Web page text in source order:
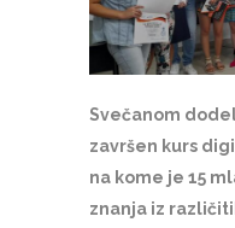
Svečanom
završen kurs
na kome je 15
znanja iz